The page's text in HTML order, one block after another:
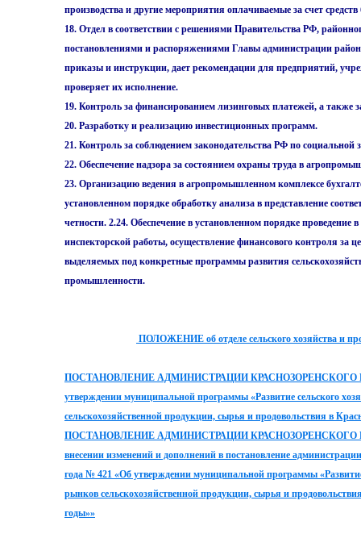
производства и другие мероприятия оплачиваемые за счет
18. Отдел в соответствии с решениями Правительства РФ,
постановлениями и распоряжениями Главы администрации
приказы и инструкции, дает рекомендации для предприятий,
проверяет их исполнение.
19. Контроль за финансированием лизинговых платежей, а также
20. Разработку и реализацию инвестиционных программ.
21. Контроль за соблюдением законодательства РФ по
22. Обеспечение надзора за состоянием охраны труда в
23. Организацию ведения в агропромышленном комплексе
установленном порядке обработку aнализа в представление
четности. 2.24. Обеспечение в установленном порядке
инспекторской работы, осуществление финансового контроля за
выделяемых под конкретные программы развития
промышленности.
ПОЛОЖЕНИЕ об отделе сельского хозяйства и
ПОСТАНОВЛЕНИЕ АДМИНИСТРАЦИИ КРАСНОЗОРЕНСКОГО
утверждении муниципальной программы «Развитие сельского
сельскохозяйственной продукции, сырья и продовольствия в
ПОСТАНОВЛЕНИЕ АДМИНИСТРАЦИИ КРАСНОЗОРЕНСКОГО
внесении изменений и дополнений в постановление
года № 421 «Об утверждении муниципальной программы
рынков сельскохозяйственной продукции, сырья и
годы»»